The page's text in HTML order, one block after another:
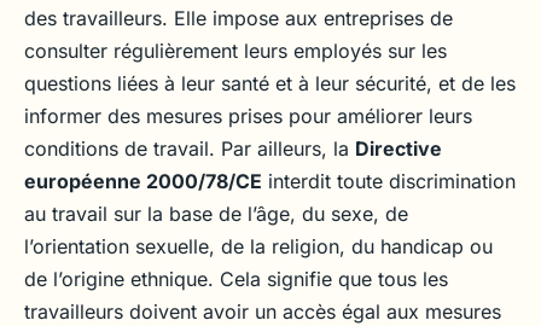
des travailleurs. Elle impose aux entreprises de
consulter régulièrement leurs employés sur les
questions liées à leur santé et à leur sécurité, et de les
informer des mesures prises pour améliorer leurs
conditions de travail. Par ailleurs, la Directive
européenne 2000/78/CE interdit toute discrimination
au travail sur la base de l’âge, du sexe, de
l’orientation sexuelle, de la religion, du handicap ou
de l’origine ethnique. Cela signifie que tous les
travailleurs doivent avoir un accès égal aux mesures